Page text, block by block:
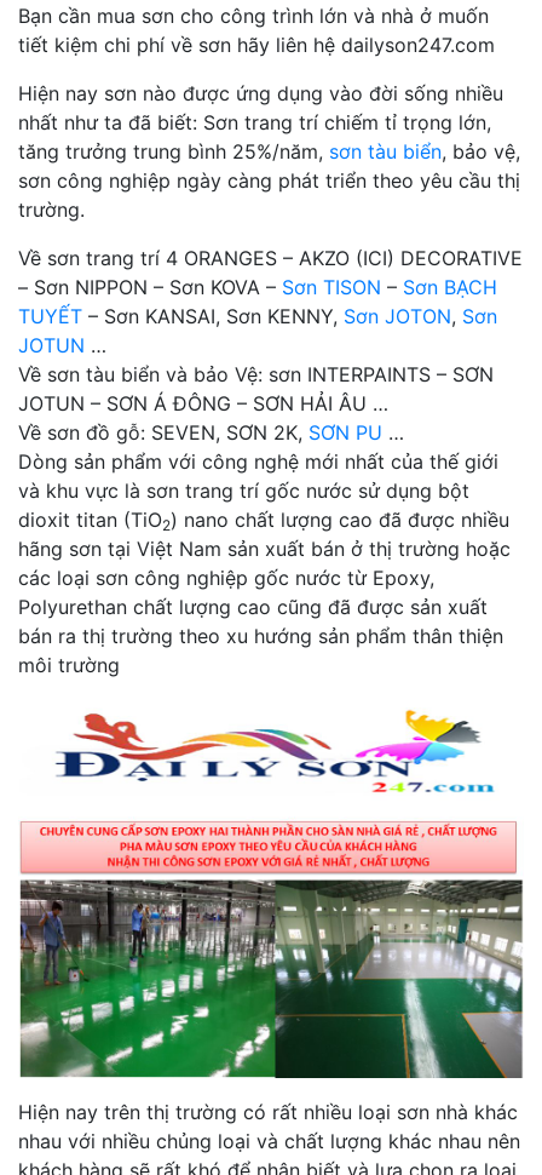
Bạn cần mua sơn cho công trình lớn và nhà ở muốn
tiết kiệm chi phí về sơn hãy liên hệ dailyson247.com
Hiện nay sơn nào được ứng dụng vào đời sống nhiều
nhất như ta đã biết: Sơn trang trí chiếm tỉ trọng lớn,
tăng trưởng trung bình 25%/năm, sơn tàu biển, bảo vệ,
sơn công nghiệp ngày càng phát triển theo yêu cầu thị
trường.
Về sơn trang trí 4 ORANGES – AKZO (ICI) DECORATIVE
– Sơn NIPPON – Sơn KOVA – Sơn TISON – Sơn BẠCH
TUYẾT – Sơn KANSAI, Sơn KENNY, Sơn JOTON, Sơn
JOTUN …
Về sơn tàu biển và bảo Vệ: sơn INTERPAINTS – SƠN
JOTUN – SƠN Á ĐÔNG – SƠN HẢI ÂU …
Về sơn đồ gỗ: SEVEN, SƠN 2K, SƠN PU …
Dòng sản phẩm với công nghệ mới nhất của thế giới
và khu vực là sơn trang trí gốc nước sử dụng bột
dioxit titan (TiO2) nano chất lượng cao đã được nhiều
hãng sơn tại Việt Nam sản xuất bán ở thị trường hoặc
các loại sơn công nghiệp gốc nước từ Epoxy,
Polyurethan chất lượng cao cũng đã được sản xuất
bán ra thị trường theo xu hướng sản phẩm thân thiện
môi trường
Hiện nay trên thị trường có rất nhiều loại sơn nhà khác
nhau với nhiều chủng loại và chất lượng khác nhau nên
khách hàng sẽ rất khó để nhận biết và lựa chọn ra loại